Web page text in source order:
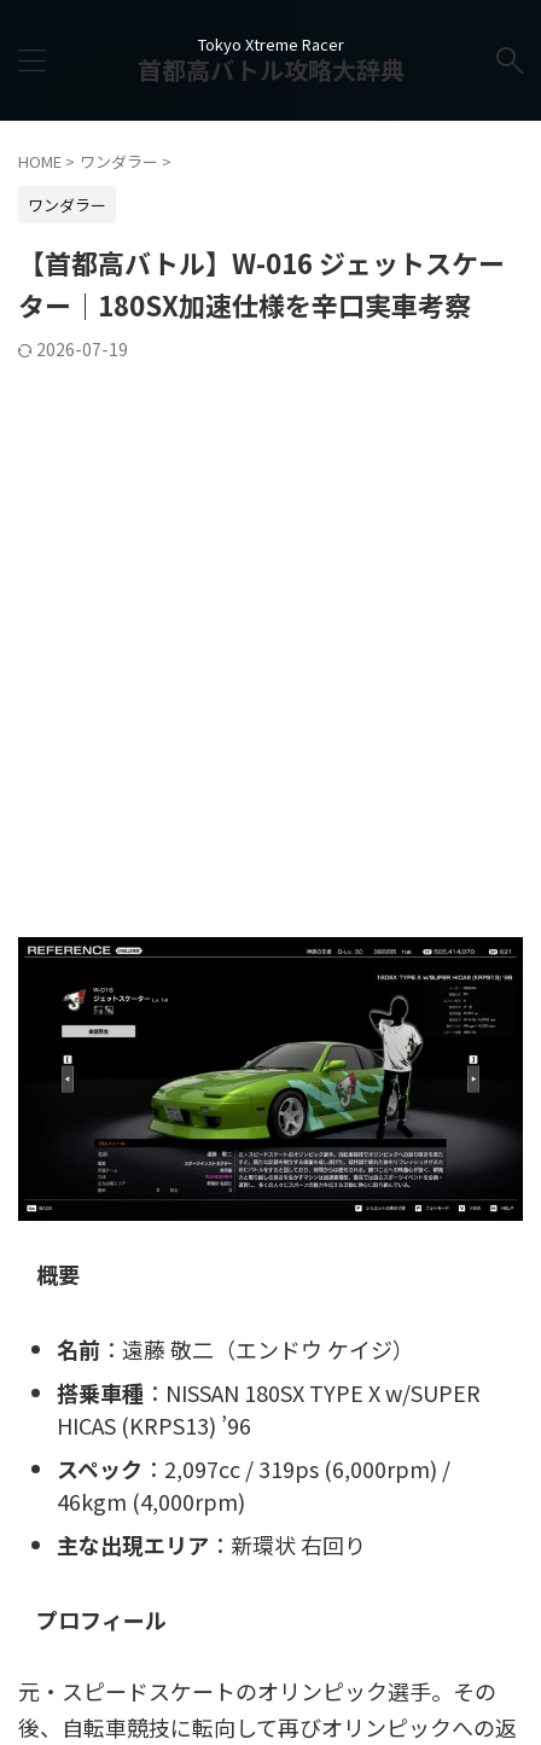
Tokyo Xtreme Racer
首都高バトル攻略大辞典
HOME > ワンダラー >
ワンダラー
【首都高バトル】W-016 ジェットスケー
ター｜180SX加速仕様を辛口実車考察
2026-07-19
概要
名前 ：遠藤 敬二（エンドウ ケイジ）
搭乗車種 ：NISSAN 180SX TYPE X w/SUPER
HICAS (KRPS13) ’96
スペック ：2,097cc / 319ps (6,000rpm) /
46kgm (4,000rpm)
主な出現エリア ：新環状 右回り
プロフィール
元・スピードスケートのオリンピック選手。その
後、自転車競技に転向して再びオリンピックへの返